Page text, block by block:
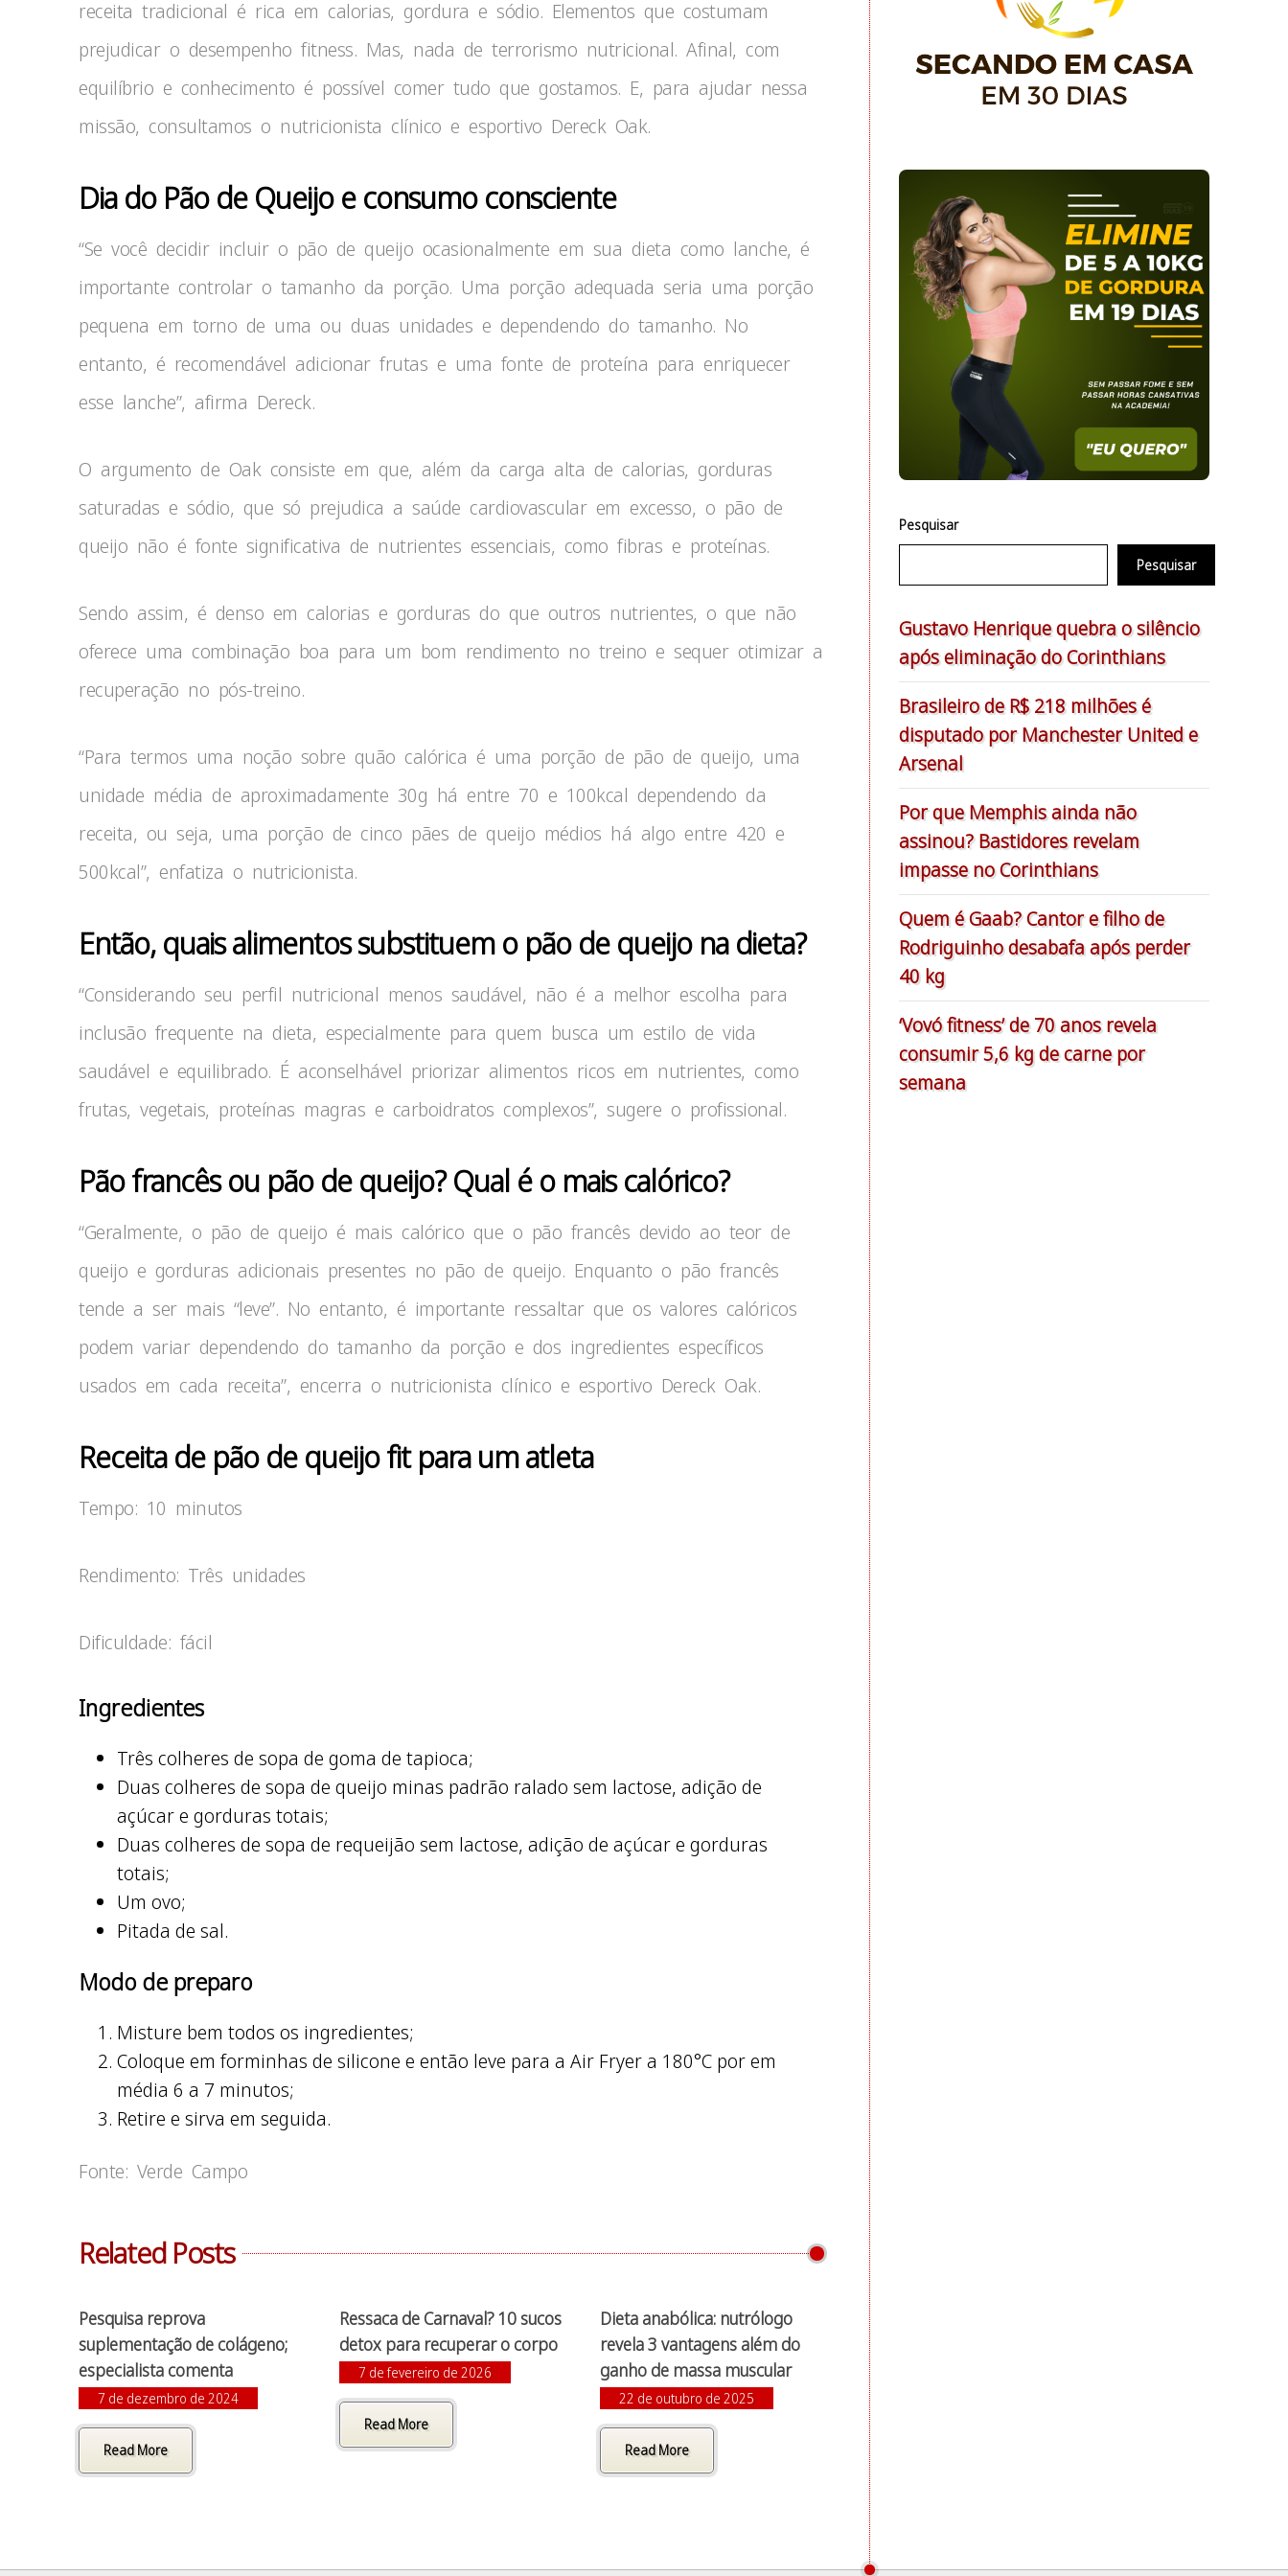
receita tradicional é rica em calorias, gordura e sódio. Elementos que costumam
prejudicar o desempenho fitness. Mas, nada de terrorismo nutricional. Afinal, com
equilíbrio e conhecimento é possível comer tudo que gostamos. E, para ajudar nessa
missão, consultamos o nutricionista clínico e esportivo Dereck Oak.
Dia do Pão de Queijo e consumo consciente
“Se você decidir incluir o pão de queijo ocasionalmente em sua dieta como lanche, é
importante controlar o tamanho da porção. Uma porção adequada seria uma porção
pequena em torno de uma ou duas unidades e dependendo do tamanho. No
entanto, é recomendável adicionar frutas e uma fonte de proteína para enriquecer
esse lanche”, afirma Dereck.
O argumento de Oak consiste em que, além da carga alta de calorias, gorduras
saturadas e sódio, que só prejudica a saúde cardiovascular em excesso, o pão de
queijo não é fonte significativa de nutrientes essenciais, como fibras e proteínas.
Sendo assim, é denso em calorias e gorduras do que outros nutrientes, o que não
oferece uma combinação boa para um bom rendimento no treino e sequer otimizar a
recuperação no pós-treino.
“Para termos uma noção sobre quão calórica é uma porção de pão de queijo, uma
unidade média de aproximadamente 30g há entre 70 e 100kcal dependendo da
receita, ou seja, uma porção de cinco pães de queijo médios há algo entre 420 e
500kcal”, enfatiza o nutricionista.
Então, quais alimentos substituem o pão de queijo na dieta?
“Considerando seu perfil nutricional menos saudável, não é a melhor escolha para
inclusão frequente na dieta, especialmente para quem busca um estilo de vida
saudável e equilibrado. É aconselhável priorizar alimentos ricos em nutrientes, como
frutas, vegetais, proteínas magras e carboidratos complexos”, sugere o profissional.
Pão francês ou pão de queijo? Qual é o mais calórico?
“Geralmente, o pão de queijo é mais calórico que o pão francês devido ao teor de
queijo e gorduras adicionais presentes no pão de queijo. Enquanto o pão francês
tende a ser mais “leve”. No entanto, é importante ressaltar que os valores calóricos
podem variar dependendo do tamanho da porção e dos ingredientes específicos
usados em cada receita”, encerra o nutricionista clínico e esportivo Dereck Oak.
Receita de pão de queijo fit para um atleta
Tempo: 10 minutos
Rendimento: Três unidades
Dificuldade: fácil
Ingredientes
Três colheres de sopa de goma de tapioca;
Duas colheres de sopa de queijo minas padrão ralado sem lactose, adição de
açúcar e gorduras totais;
Duas colheres de sopa de requeijão sem lactose, adição de açúcar e gorduras
totais;
Um ovo;
Pitada de sal.
Modo de preparo
Misture bem todos os ingredientes;
Coloque em forminhas de silicone e então leve para a Air Fryer a 180°C por em
média 6 a 7 minutos;
Retire e sirva em seguida.
Fonte: Verde Campo
Related Posts
Pesquisa reprova
suplementação de colágeno;
especialista comenta
7 de dezembro de 2024
Read More
Ressaca de Carnaval? 10 sucos
detox para recuperar o corpo
7 de fevereiro de 2026
Read More
Dieta anabólica: nutrólogo
revela 3 vantagens além do
ganho de massa muscular
22 de outubro de 2025
Read More
Pesquisar
Pesquisar
Gustavo Henrique quebra o silêncio
após eliminação do Corinthians
Brasileiro de R$ 218 milhões é
disputado por Manchester United e
Arsenal
Por que Memphis ainda não
assinou? Bastidores revelam
impasse no Corinthians
Quem é Gaab? Cantor e filho de
Rodriguinho desabafa após perder
40 kg
‘Vovó fitness’ de 70 anos revela
consumir 5,6 kg de carne por
semana